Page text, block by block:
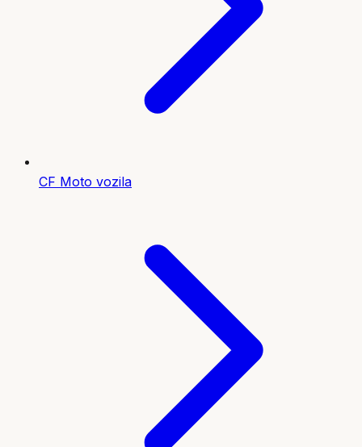
CF Moto vozila